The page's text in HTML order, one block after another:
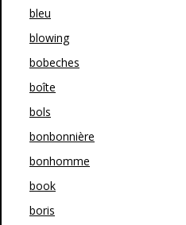
bleu
blowing
bobeches
boîte
bols
bonbonnière
bonhomme
book
boris